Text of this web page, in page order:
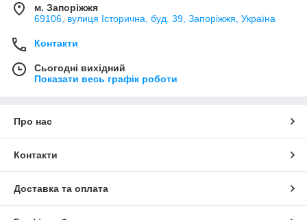
м. Запоріжжя
69106, вулиця Історична, буд. 39, Запоріжжя, Україна
Контакти
Сьогодні вихідний
Показати весь графік роботи
Про нас
Контакти
Доставка та оплата